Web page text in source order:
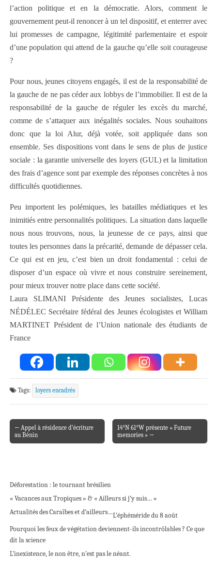
l’action politique et en la démocratie. Alors, comment le
gouvernement peut-il renoncer à un tel dispositif, et enterrer avec
lui promesses de campagne, légitimité parlementaire et espoir
d’une population qui attend de la gauche qu’elle soit courageuse
?
Pour nous, jeunes citoyens engagés, il est de la responsabilité de
la gauche de ne pas céder aux lobbys de l’immobilier. Il est de la
responsabilité de la gauche de réguler les excès du marché,
comme de s’attaquer aux inégalités sociales. Nous souhaitons
donc que la loi Alur, déjà votée, soit appliquée dans son
ensemble. Ses dispositions vont dans le sens de plus de justice
sociale : la garantie universelle des loyers (GUL) et la limitation
des frais d’agence sont par exemple des réponses concrètes à nos
difficultés quotidiennes.
Peu importent les polémiques, les batailles médiatiques et les
inimitiés entre personnalités politiques. La situation dans laquelle
nous nous trouvons, nous, la jeunesse de ce pays, ainsi que
toutes les personnes dans la précarité, demande de dépasser cela.
Ce qui est en jeu, c’est bien un droit fondamental : celui de
disposer d’un espace où vivre et nous construire sereinement,
pour mieux trouver notre place dans cette société.
Laura SLIMANI Présidente des Jeunes socialistes, Lucas
NÉDÉLEC Secrétaire fédéral des Jeunes écologistes et William
MARTINET Président de l’Union nationale des étudiants de
France
Tags: loyers encadrés
Post navigation
← Appel à résidence d’écriture
au Bénin
14°N 61°W présente « Future
memories » →
Déforestation : le tournant brésilien
« Vacances aux Tropiques » & « Ailleurs si j’y suis… »
Actualités des Caraïbes et d’ailleurs…L’éphéméride du 8 août
Pourquoi les feux de végétation deviennent-ils incontrôlables ? Ce que
dit la science
L’inexistence, le non être, n’est pas le néant.